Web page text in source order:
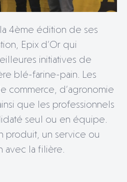
4ème édition de ses
Epix d’Or qui
initiatives de
blé-farine-pain. Les
commerce, d’agronomie
que les professionnels
seul ou en équipe.
produit, un service ou
la filière.